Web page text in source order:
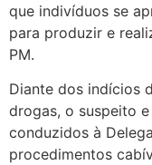
que indivíduos se
para produzir e
PM.
Diante dos indícios
drogas, o suspeito
conduzidos à
procedimentos